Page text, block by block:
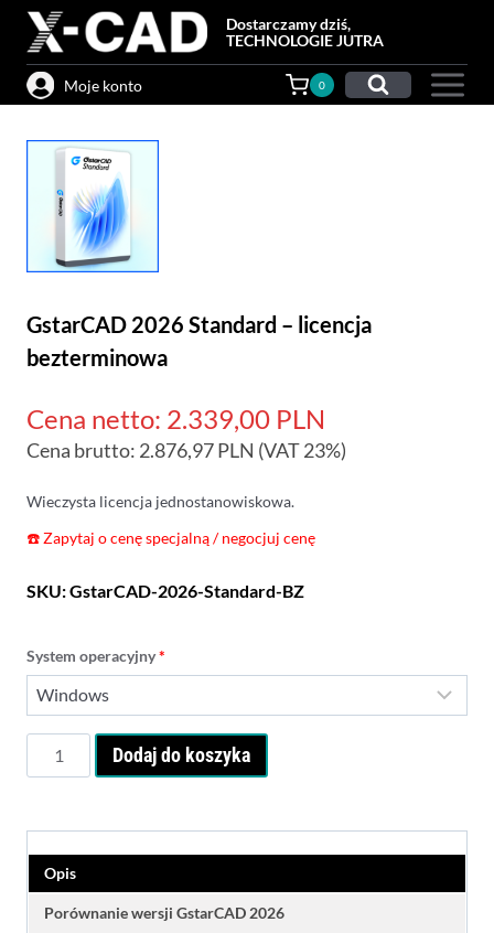
Przejdź
treści
Dostarczamy dziś,
TECHNOLOGIE JUTRA
Moje konto 0
GstarCAD 2026 Standard – licencja
bezterminowa
Cena netto: 2.339,00 PLN
Cena brutto: 2.876,97PLN (VAT 23%)
Wieczysta licencja jednostanowiskowa.
☎️Zapytaj o cenę specjalną / negocjuj cenę
SKU:GstarCAD-2026-Standard-BZ
System operacyjny*
GstarCAD
licencja
bezterminowa
Dodaj do koszyka
Opis
Porównanie wersji GstarCAD 2026